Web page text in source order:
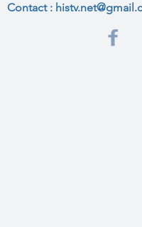
Contact :